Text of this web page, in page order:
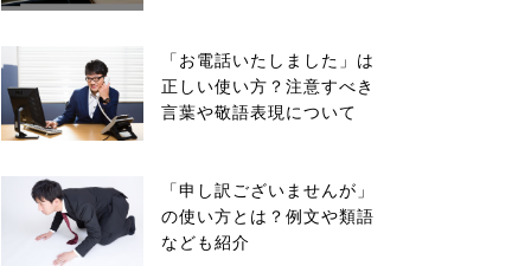
「お電話いたしました」は
正しい使い方？注意すべき
言葉や敬語表現について
「申し訳ございませんが」
の使い方とは？例文や類語
なども紹介